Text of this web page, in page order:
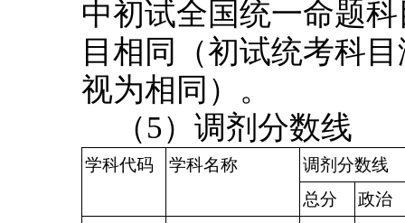
中初试全国统一命题
目相同（初试统考科
视为相同）。
（5）调剂分数线
学科代码 学科名称
调剂分数线
总分
政治